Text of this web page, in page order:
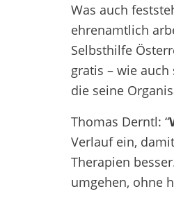
Was auch
ehrenamtlich
Selbsthilfe
gratis – wie
die seine
Thomas Derntl: “
Verlauf ein,
Therapien
umgehen, ohne